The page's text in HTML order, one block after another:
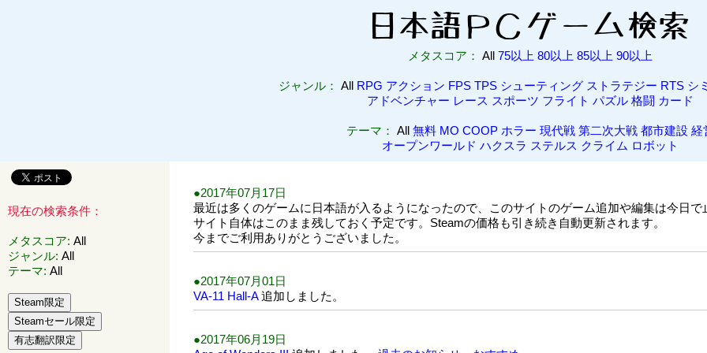
メタスコア： All 75以上 80以上 85以上 90以上
ジャンル： All RPG アクション FPS TPS シューティング ストラテジー RTS シ
アドベンチャー レース スポーツ フライト パズル 格闘 カード
テーマ： All 無料 MO COOP ホラー 現代戦 第二次大戦 都市建設 経
オープンワールド ハクスラ ステルス クライム ロボット
現在の検索条件：
メタスコア: All
ジャンル: All
テーマ: All
●2017年07月17日
最近は多くのゲームに日本語が入るようになったので、このサイトのゲーム追加や編集は今日で
サイト自体はこのまま残しておく予定です。Steamの価格も引き続き自動更新されます。
今までご利用ありがとうございました。
●2017年07月01日
VA-11 Hall-A追加しました。
●2017年06月19日